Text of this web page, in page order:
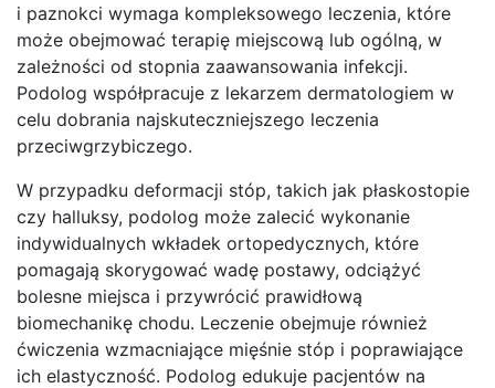
i paznokci wymaga kompleksowego leczenia, które
może obejmować terapię miejscową lub ogólną, w
zależności od stopnia zaawansowania infekcji.
Podolog współpracuje z lekarzem dermatologiem w
celu dobrania najskuteczniejszego leczenia
przeciwgrzybiczego.
W przypadku deformacji stóp, takich jak płaskostopie
czy halluksy, podolog może zalecić wykonanie
indywidualnych wkładek ortopedycznych, które
pomagają skorygować wadę postawy, odciążyć
bolesne miejsca i przywrócić prawidłową
biomechanikę chodu. Leczenie obejmuje również
ćwiczenia wzmacniające mięśnie stóp i poprawiające
ich elastyczność. Podolog edukuje pacjentów na